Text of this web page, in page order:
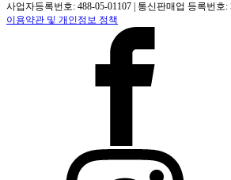
사업자등록번호: 488-05-01107 | 통신판매업 등록번호:
이용약관 및 개인정보 정책